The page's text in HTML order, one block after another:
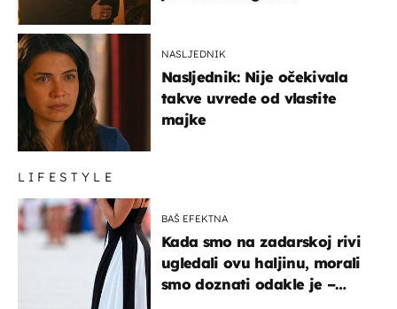
NASLJEDNIK
Nasljednik: Nije očekivala
takve uvrede od vlastite
majke
LIFESTYLE
BAŠ EFEKTNA
Kada smo na zadarskoj rivi
ugledali ovu haljinu, morali
smo doznati odakle je –